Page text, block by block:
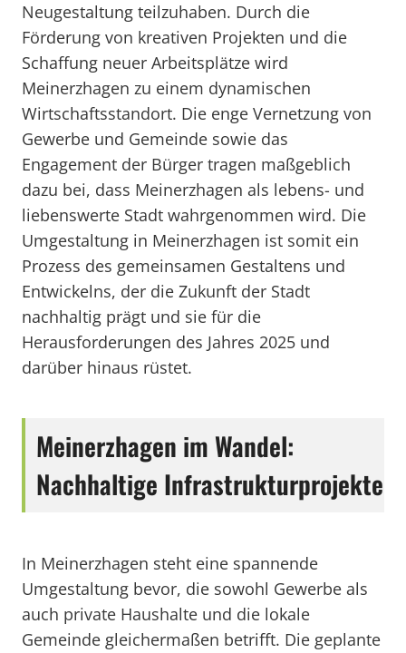
Neugestaltung teilzuhaben. Durch die
Förderung von kreativen Projekten und die
Schaffung neuer Arbeitsplätze wird
Meinerzhagen zu einem dynamischen
Wirtschaftsstandort. Die enge Vernetzung von
Gewerbe und Gemeinde sowie das
Engagement der Bürger tragen maßgeblich
dazu bei, dass Meinerzhagen als lebens- und
liebenswerte Stadt wahrgenommen wird. Die
Umgestaltung in Meinerzhagen ist somit ein
Prozess des gemeinsamen Gestaltens und
Entwickelns, der die Zukunft der Stadt
nachhaltig prägt und sie für die
Herausforderungen des Jahres 2025 und
darüber hinaus rüstet.
Meinerzhagen im Wandel:
Nachhaltige Infrastrukturprojekte
In Meinerzhagen steht eine spannende
Umgestaltung bevor, die sowohl Gewerbe als
auch private Haushalte und die lokale
Gemeinde gleichermaßen betrifft. Die geplante